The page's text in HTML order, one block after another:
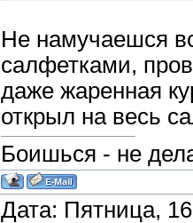
Не намучаешся
салфетками,
даже жаренная
открыл на весь
Боишься - не
Дата: Пятница,